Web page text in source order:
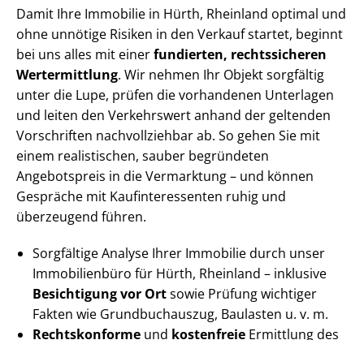
Damit Ihre Immobilie in Hürth, Rheinland optimal und
ohne unnötige Risiken in den Verkauf startet, beginnt
bei uns alles mit einerfundierten, rechtssicheren
Wertermittlung. Wir nehmen Ihr Objekt sorgfältig
unter die Lupe, prüfen die vorhandenen Unterlagen
und leiten den Verkehrswert anhand der geltenden
Vorschriften nachvollziehbar ab. So gehen Sie mit
einem realistischen, sauber begründeten
Angebotspreis in die Vermarktung – und können
Gespräche mit Kauf­in­ter­es­sen­ten ruhig und
überzeugend führen.
Sorgfältige Analyse Ihrer Immobilie durch unser
Immobilienbüro für Hürth, Rheinland – inklusive
Besichtigung vor Ortsowie Prüfung wichtiger
Fakten wie Grundbuchauszug, Baulasten u. v. m.
Rechtskonforme und kostenfreie Ermittlung des